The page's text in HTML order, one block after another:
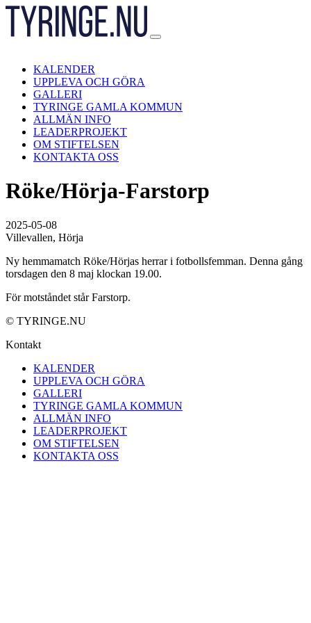
Hoppa
innehåll
KALENDER
UPPLEVA OCH GÖRA
GALLERI
TYRINGE GAMLA KOMMUN
ALLMÄN INFO
LEADERPROJEKT
OM STIFTELSEN
KONTAKTA OSS
Röke/Hörja-Farstorp
2025-05-08
Villevallen, Hörja
Ny hemmamatch Röke/Hörjas herrar i fotbollsfemman. Denna gång
torsdagen den 8 maj klockan 19.00.
För motståndet står Farstorp.
© TYRINGE.NU
Kontakt
KALENDER
UPPLEVA OCH GÖRA
GALLERI
TYRINGE GAMLA KOMMUN
ALLMÄN INFO
LEADERPROJEKT
OM STIFTELSEN
KONTAKTA OSS